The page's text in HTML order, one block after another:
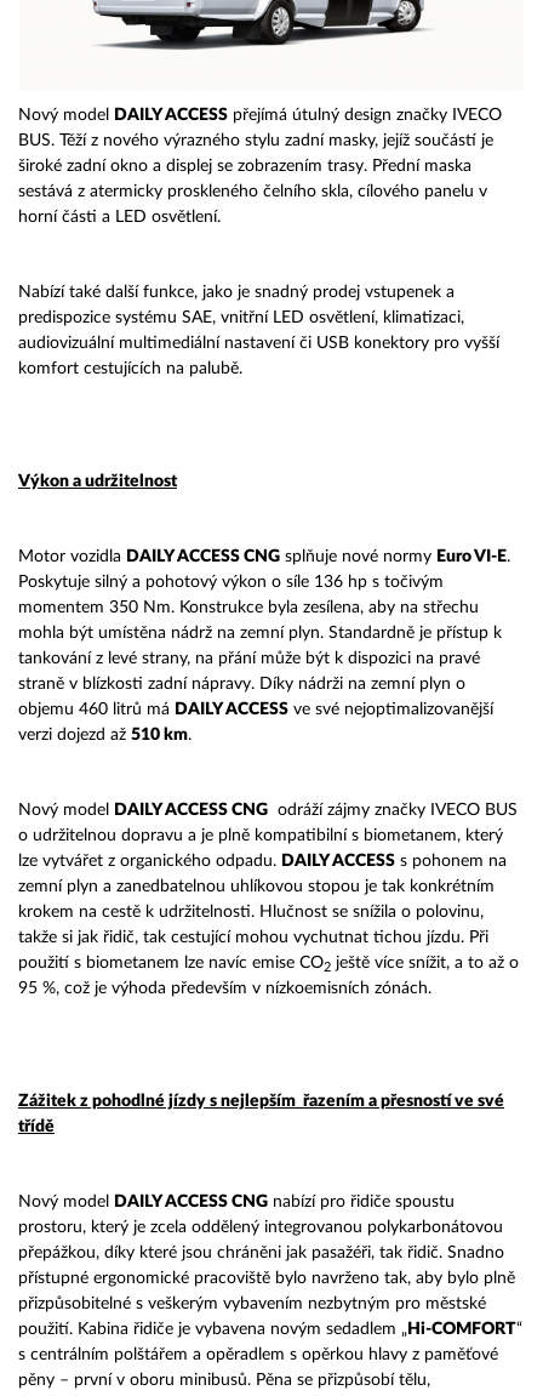
Nový model DAILY ACCESS přejímá útulný design značky IVECO
BUS. Těží z nového výrazného stylu zadní masky, jejíž součástí je
široké zadní okno a displej se zobrazením trasy. Přední maska
sestává z atermicky proskleného čelního skla, cílového panelu v
horní části a LED osvětlení.
Nabízí také další funkce, jako je snadný prodej vstupenek a
predispozice systému SAE, vnitřní LED osvětlení, klimatizaci,
audiovizuální multimediální nastavení či USB konektory pro vyšší
komfort cestujících na palubě.
Výkon a udržitelnost
Motor vozidla DAILY ACCESS CNG splňuje nové normy Euro VI-E.
Poskytuje silný a pohotový výkon o síle 136 hp s točivým
momentem 350 Nm. Konstrukce byla zesílena, aby na střechu
mohla být umístěna nádrž na zemní plyn. Standardně je přístup k
tankování z levé strany, na přání může být k dispozici na pravé
straně v blízkosti zadní nápravy. Díky nádrži na zemní plyn o
objemu 460 litrů má DAILY ACCESS ve své nejoptimalizovanější
verzi dojezd až 510 km.
Nový model DAILY ACCESS CNG odráží zájmy značky IVECO BUS
o udržitelnou dopravu a je plně kompatibilní s biometanem, který
lze vytvářet z organického odpadu. DAILY ACCESS s pohonem na
zemní plyn a zanedbatelnou uhlíkovou stopou je tak konkrétním
krokem na cestě k udržitelnosti. Hlučnost se snížila o polovinu,
takže si jak řidič, tak cestující mohou vychutnat tichou jízdu. Při
použití s biometanem lze navíc emise CO2 ještě více snížit, a to až o
95 %, což je výhoda především v nízkoemisních zónách.
Zážitek z pohodlné jízdy s nejlepším řazením a přesností ve své
třídě
Nový model DAILY ACCESS CNG nabízí pro řidiče spoustu
prostoru, který je zcela oddělený integrovanou polykarbonátovou
přepážkou, díky které jsou chráněni jak pasažéři, tak řidič. Snadno
přístupné ergonomické pracoviště bylo navrženo tak, aby bylo plně
přizpůsobitelné s veškerým vybavením nezbytným pro městské
použití. Kabina řidiče je vybavena novým sedadlem „ Hi-COMFORT“
s centrálním polštářem a opěradlem s opěrkou hlavy z paměťové
pěny – první v oboru minibusů. Pěna se přizpůsobí tělu,